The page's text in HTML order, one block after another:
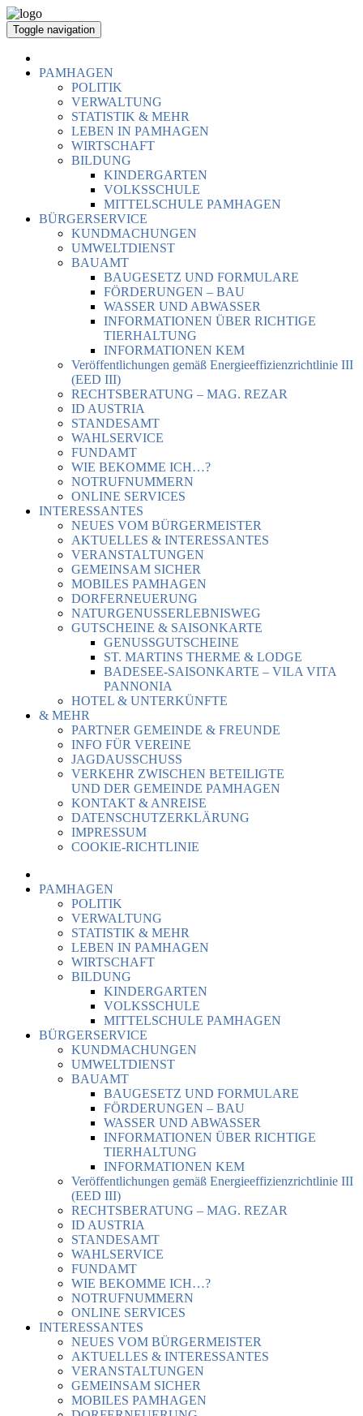
Toggle navigation
PAMHAGEN
POLITIK
VERWALTUNG
STATISTIK & MEHR
LEBEN IN PAMHAGEN
WIRTSCHAFT
BILDUNG
KINDERGARTEN
VOLKSSCHULE
MITTELSCHULE PAMHAGEN
BÜRGERSERVICE
KUNDMACHUNGEN
UMWELTDIENST
BAUAMT
BAUGESETZ UND FORMULARE
FÖRDERUNGEN – BAU
WASSER UND ABWASSER
INFORMATIONEN ÜBER RICHTIGE
TIERHALTUNG
INFORMATIONEN KEM
Veröffentlichungen gemäß Energieeffizienzrichtlinie III
(EED III)
RECHTSBERATUNG – MAG. REZAR
ID AUSTRIA
STANDESAMT
WAHLSERVICE
FUNDAMT
WIE BEKOMME ICH…?
NOTRUFNUMMERN
ONLINE SERVICES
INTERESSANTES
NEUES VOM BÜRGERMEISTER
AKTUELLES & INTERESSANTES
VERANSTALTUNGEN
GEMEINSAM SICHER
MOBILES PAMHAGEN
DORFERNEUERUNG
NATURGENUSSERLEBNISWEG
GUTSCHEINE & SAISONKARTE
GENUSSGUTSCHEINE
ST. MARTINS THERME & LODGE
BADESEE-SAISONKARTE – VILA VITA
PANNONIA
HOTEL & UNTERKÜNFTE
& MEHR
PARTNER GEMEINDE & FREUNDE
INFO FÜR VEREINE
JAGDAUSSCHUSS
VERKEHR ZWISCHEN BETEILIGTE
UND DER GEMEINDE PAMHAGEN
KONTAKT & ANREISE
DATENSCHUTZERKLÄRUNG
IMPRESSUM
COOKIE-RICHTLINIE
PAMHAGEN
POLITIK
VERWALTUNG
STATISTIK & MEHR
LEBEN IN PAMHAGEN
WIRTSCHAFT
BILDUNG
KINDERGARTEN
VOLKSSCHULE
MITTELSCHULE PAMHAGEN
BÜRGERSERVICE
KUNDMACHUNGEN
UMWELTDIENST
BAUAMT
BAUGESETZ UND FORMULARE
FÖRDERUNGEN – BAU
WASSER UND ABWASSER
INFORMATIONEN ÜBER RICHTIGE
TIERHALTUNG
INFORMATIONEN KEM
Veröffentlichungen gemäß Energieeffizienzrichtlinie III
(EED III)
RECHTSBERATUNG – MAG. REZAR
ID AUSTRIA
STANDESAMT
WAHLSERVICE
FUNDAMT
WIE BEKOMME ICH…?
NOTRUFNUMMERN
ONLINE SERVICES
INTERESSANTES
NEUES VOM BÜRGERMEISTER
AKTUELLES & INTERESSANTES
VERANSTALTUNGEN
GEMEINSAM SICHER
MOBILES PAMHAGEN